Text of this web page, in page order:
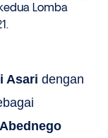
Lomba
Asari dengan